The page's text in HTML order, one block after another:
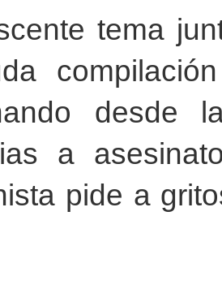
tema
desde
a
pide a